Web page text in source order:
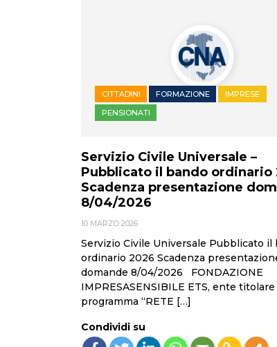
CITTADINI FORMAZIONE
IMPRESE
PENSIONATI
Servizio Civile Universale –
Pubblicato il bando ordinario
Scadenza presentazione
8/04/2026
10 MARZO 2026
Servizio Civile Universale Pubblicato il
ordinario 2026 Scadenza
domande 8/04/2026 FONDAZIONE
IMPRESASENSIBILE ETS, ente titolare
programma “RETE […]
Condividi su